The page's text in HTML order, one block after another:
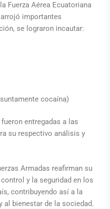
Fuerza Aérea Ecuatoriana
importantes
se lograron incautar:
cocaína)
entregadas a las
su respectivo análisis y
Armadas reafirman su
y la seguridad en los
contribuyendo así a la
bienestar de la sociedad.